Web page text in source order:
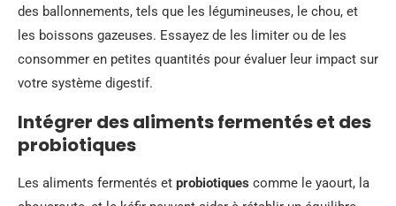
des ballonnements, tels que les légumineuses, le chou, et
les boissons gazeuses. Essayez de les limiter ou de les
consommer en petites quantités pour évaluer leur impact sur
votre système digestif.
Intégrer des aliments fermentés et des
probiotiques
Les aliments fermentés et probiotiques comme le yaourt, la